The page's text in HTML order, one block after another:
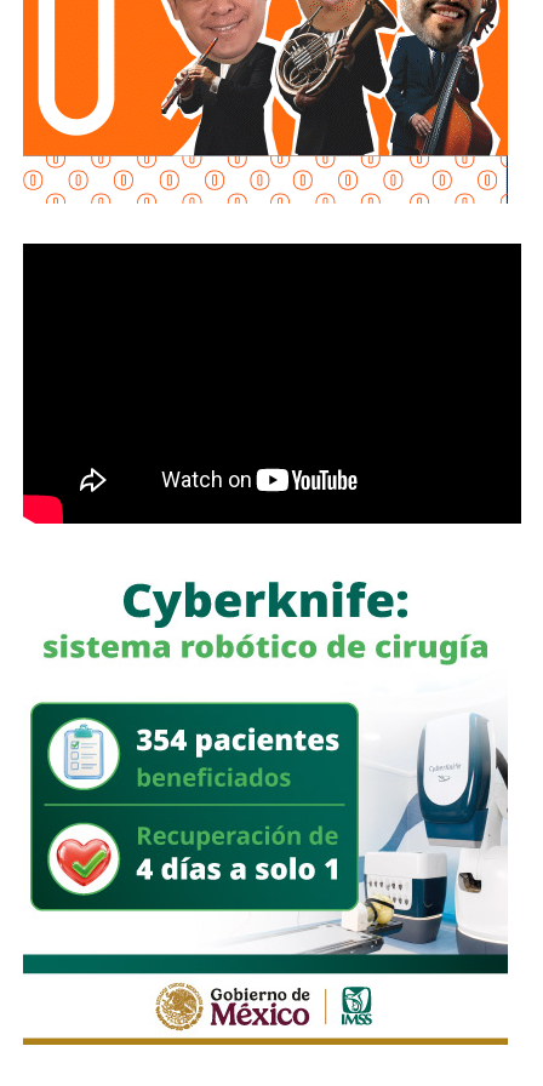
José María Mercado, colonia Insurgentes
personal de la corporación retiró basura acumulada en las
bocas de tormenta para permitir el desfogue del agua, lo
que redujo el nivel del encharcamiento en la zona.
en distintos sectores de la capital potosina y mantiene
recorridos permanentes de supervisión para evaluar
afectaciones, aunque no precisó el número de viviendas o
Dirección Municipal de Protección Civilpidió a la
población mantenerse informada a través de los canales
oficiales, evitar transitar por zonas inundadas o con
corrientes de agua y reportar cualquier situación de riesgo
a las autoridades.
También lee:
Gobierno de la Capital despliega operativo
tras intensa lluvia